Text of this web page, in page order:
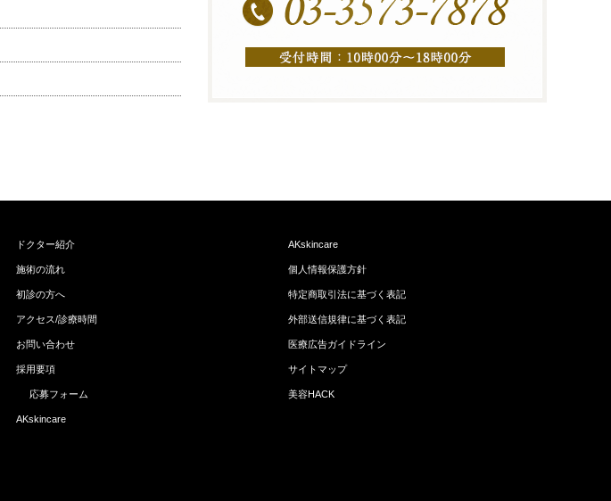
ドクター紹介
施術の流れ
初診の方へ
アクセス/診療時間
お問い合わせ
採用要項
応募フォーム
AKskincare
AKskincare
個人情報保護方針
特定商取引法に基づく表記
外部送信規律に基づく表記
医療広告ガイドライン
サイトマップ
美容HACK